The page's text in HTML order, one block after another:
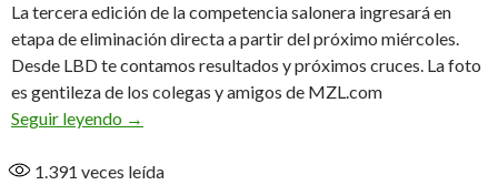
La tercera edición de la competencia salonera ingresará en
etapa de eliminación directa a partir del próximo miércoles.
Desde LBD te contamos resultados y próximos cruces. La foto
es gentileza de los colegas y amigos de MZL.com
Seguir leyendo Ya están todos
→
1.391 veces leída